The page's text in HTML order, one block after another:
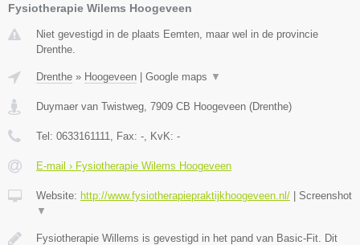
Fysiotherapie Wilems Hoogeveen
Niet gevestigd in de plaats Eemten, maar wel in de provincie
Drenthe.
Drenthe » Hoogeveen Google maps ▼
Duymaer van Twistweg 7909 CB Hoogeveen (Drenthe)
Tel: 0633161111 , Fax: - , KvK: -
E-mail › Fysiotherapie Wilems Hoogeveen
Website: http://www.fysiotherapiepraktijkhoogeveen.nl/
Screenshot
▼
Fysiotherapie Willems is gevestigd in het pand van Basic-Fit. Dit